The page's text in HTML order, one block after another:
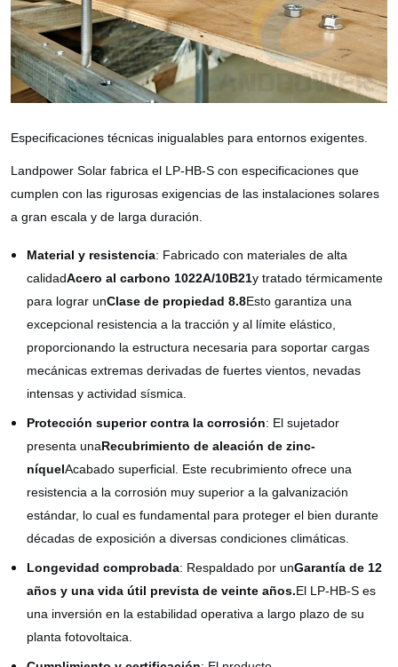
Especificaciones técnicas inigualables para entornos exigentes.
Landpower Solar fabrica el LP-HB-S con especificaciones que
cumplen con las rigurosas exigencias de las instalaciones solares
a gran escala y de larga duración.
Material y resistencia: Fabricado con materiales de alta
calidadAcero al carbono 1022A/10B21y tratado térmicamente
para lograr unClase de propiedad 8.8Esto garantiza una
excepcional resistencia a la tracción y al límite elástico,
proporcionando la estructura necesaria para soportar cargas
mecánicas extremas derivadas de fuertes vientos, nevadas
intensas y actividad sísmica.
Protección superior contra la corrosión: El sujetador
presenta unaRecubrimiento de aleación de zinc-
níquelAcabado superficial. Este recubrimiento ofrece una
resistencia a la corrosión muy superior a la galvanización
estándar, lo cual es fundamental para proteger el bien durante
décadas de exposición a diversas condiciones climáticas.
Longevidad comprobada: Respaldado por unGarantía de 12
años y una vida útil prevista de veinte años.El LP-HB-S es
una inversión en la estabilidad operativa a largo plazo de su
planta fotovoltaica.